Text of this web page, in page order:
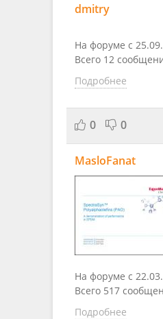
dmitry
На форуме с
Всего 12
Подробнее
0 0
MasloFanat
На форуме с
Всего 517
Подробнее